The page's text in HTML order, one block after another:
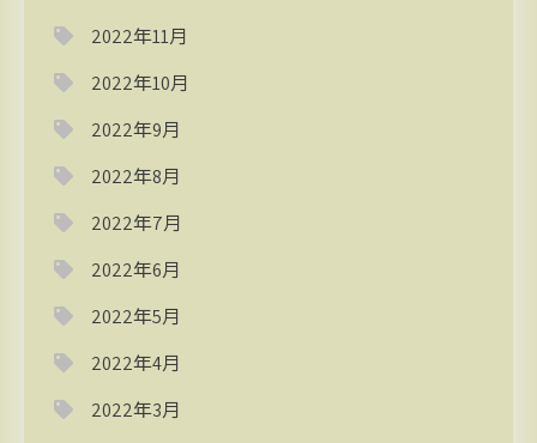
2022年11月
2022年10月
2022年9月
2022年8月
2022年7月
2022年6月
2022年5月
2022年4月
2022年3月